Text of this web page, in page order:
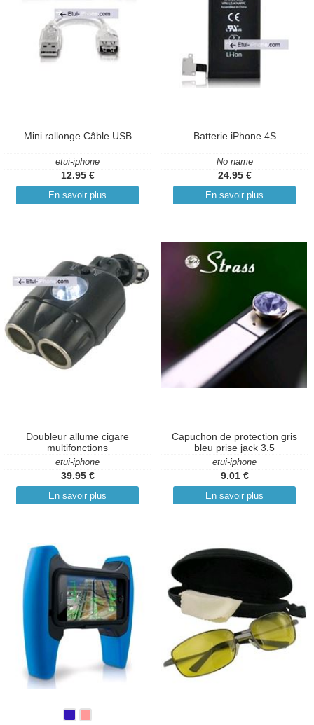
Mini rallonge Câble USB
etui-iphone
12.95 €
En savoir plus
Batterie iPhone 4S
No name
24.95 €
En savoir plus
Doubleur allume cigare
multifonctions
etui-iphone
39.95 €
En savoir plus
Capuchon de protection gris
bleu prise jack 3.5
etui-iphone
9.01 €
En savoir plus